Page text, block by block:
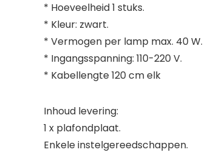
* Hoeveelheid 1 stuks.
* Kleur: zwart.
* Vermogen per lamp max. 40 W.
* Ingangsspanning: 110-220 V.
* Kabellengte 120 cm elk
Inhoud levering:
1 x plafondplaat.
Enkele instelgereedschappen.